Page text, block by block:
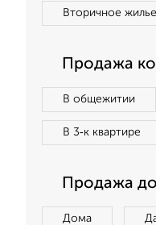
Вторичное жилье
Продажа
В общежитии
В 3‑к квартире
Продажа
Дома